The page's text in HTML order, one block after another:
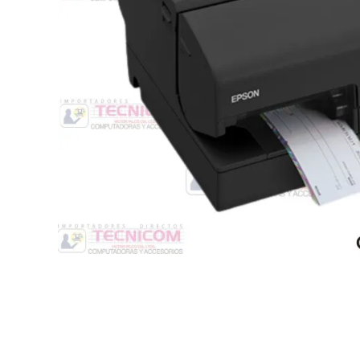
Monitores y TV
Suministros de Impresión
Punto de Venta
Accesorios y Periféricos
Software